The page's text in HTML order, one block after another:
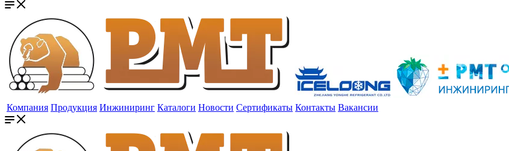
Компания Продукция Инжиниринг Каталоги Новости Сертификаты Контакты Вакансии